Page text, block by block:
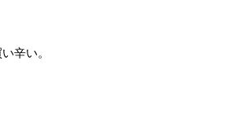
辛い。